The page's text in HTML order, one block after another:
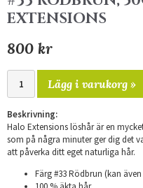
EXTENSIONS
800 kr
Lägg i varukorg »
Beskrivning:
Halo Extensions löshår är en
som på några minuter ger dig det
att påverka ditt eget naturliga hår.
Färg #33 Rödbrun (kan